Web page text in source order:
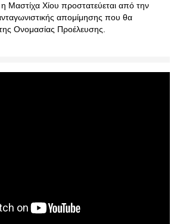
Μαστίχα Χίου προστατεύεται από την
απομίμησης που θα
Ονομασίας Προέλευσης.